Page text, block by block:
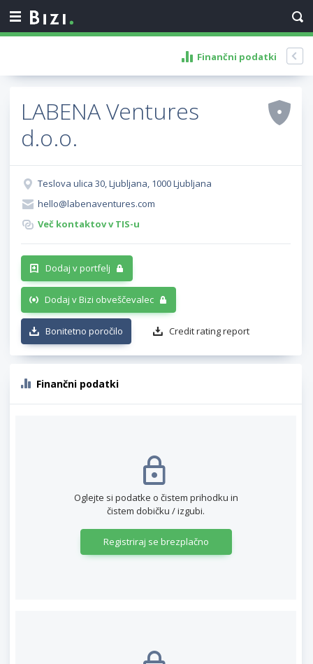
Finančni podatki
LABENA Ventures
d.o.o.
Teslova ulica 30, Ljubljana, 1000 Ljubljana
hello@labenaventures.com
Več kontaktov v TIS-u
Dodaj v portfelj
Dodaj v Bizi obveščevalec
Bonitetno poročilo Credit rating report
Finančni podatki
Oglejte si podatke o čistem prihodku in
čistem dobičku / izgubi.
Registriraj se brezplačno